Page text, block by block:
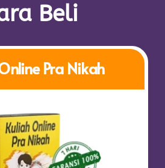
Beli
Pra Nikah